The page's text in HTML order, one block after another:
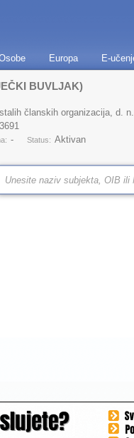
Europa E-
BUVLJAK)
članskih organizacija, d. n.
- Status: Aktivan